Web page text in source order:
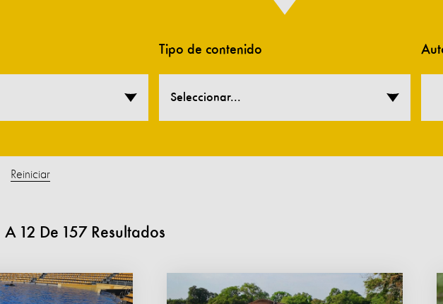
Tipo de contenido
Seleccionar...
Reiniciar
A 12 De 157 Resultados